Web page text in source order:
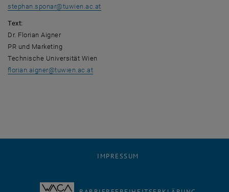
stephan.sponar@tuwien.ac.at
Text:
Dr. Florian Aigner
PR und Marketing
Technische Universität Wien
florian.aigner@tuwien.ac.at
IMPRESSUM